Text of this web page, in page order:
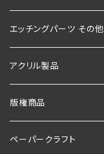
エッチングパーツ その他
アクリル製品
版権商品
ペーパークラフト